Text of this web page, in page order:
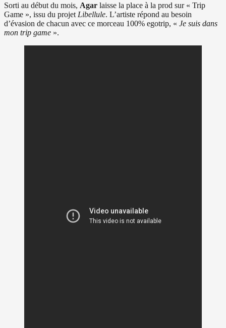
Sorti au début du mois, Agar laisse la place à la prod sur « Trip
Game », issu du projet Libellule. L’artiste répond au besoin
d’évasion de chacun avec ce morceau 100% egotrip, « Je suis dans
mon trip game ».